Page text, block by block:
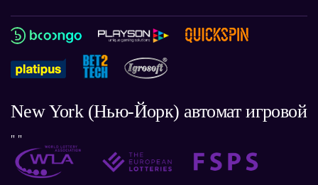
New York (Нью-Йорк) автомат игровой
" "